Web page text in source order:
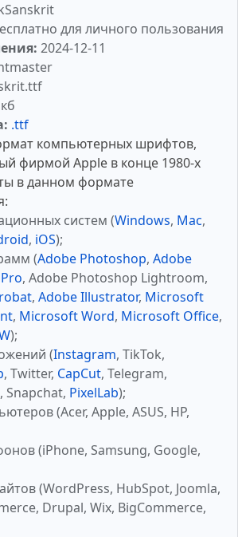
для личного пользования
2024-12-11
.ttf
компьютерных шрифтов,
фирмой Apple в конце 1980-х
в данном формате
систем (Windows, Mac,
, iOS);
(Adobe Photoshop, Adobe
, Adobe Photoshop Lightroom,
, Adobe Illustrator, Microsoft
, Microsoft Word, Microsoft Office,
);
(Instagram, TikTok,
, Twitter, CapCut, Telegram,
Snapchat, PixelLab);
(Acer, Apple, ASUS, HP,
(iPhone, Samsung, Google,
(WordPress, HubSpot, Joomla,
Drupal, Wix, BigCommerce,